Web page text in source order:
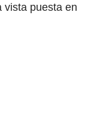
vista puesta en